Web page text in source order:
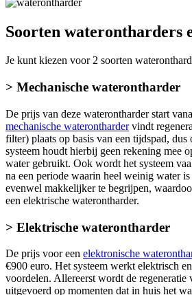
Soorten waterontharders
Je kunt kiezen voor 2 soorten
> Mechanische waterontharder
De prijs van deze waterontharder start
mechanische wateronthardervindt
filter) plaats op basis van een tijdspad,
systeem houdt hierbij geen rekening mee
water gebruikt. Ook wordt het systeem
na een periode waarin heel weinig water
evenwel makkelijker te begrijpen,
een elektrische waterontharder.
> Elektrische waterontharder
De prijs voor een elektronische
€900 euro. Het systeem werkt elektrisch
voordelen. Allereerst wordt de regeneratie
uitgevoerd op momenten dat in huis het